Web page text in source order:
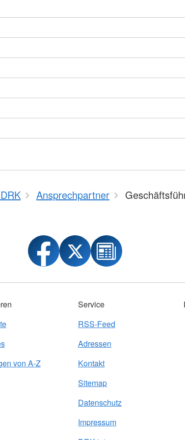
Ansprechpartner
von A-Z
Service
RSS-Feed
Adressen
Kontakt
Sitemap
Datenschutz
Impressum